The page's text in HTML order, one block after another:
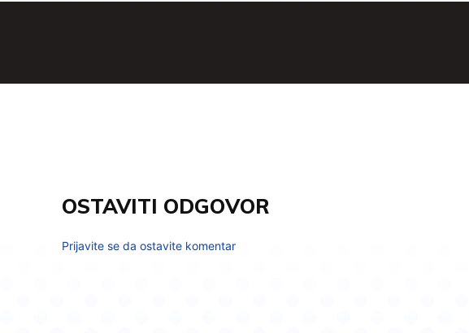
OSTAVITI ODGOVOR
Prijavite se da ostavite komentar